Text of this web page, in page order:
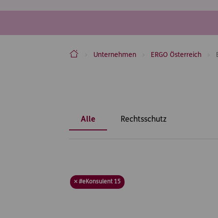
ERGO Versicherung Aktiengesellschaft
Unternehmen ERGO Österreich
Alle Rechtsschutz
× #eKonsulent 15